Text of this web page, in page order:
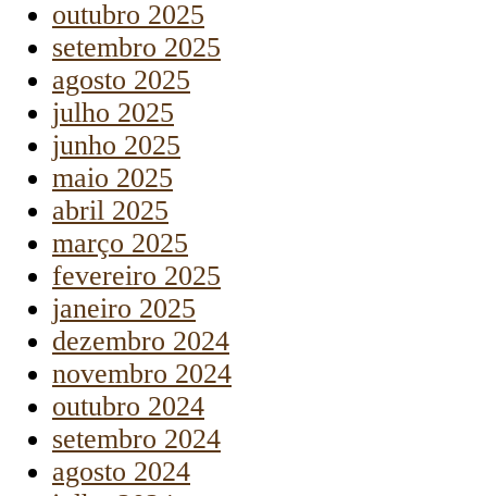
outubro 2025
setembro 2025
agosto 2025
julho 2025
junho 2025
maio 2025
abril 2025
março 2025
fevereiro 2025
janeiro 2025
dezembro 2024
novembro 2024
outubro 2024
setembro 2024
agosto 2024